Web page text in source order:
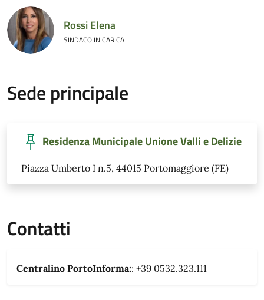
Rossi Elena
SINDACO IN CARICA
Sede principale
Residenza Municipale Unione Valli e Delizie
Piazza Umberto I n.5, 44015 Portomaggiore (FE)
Contatti
Centralino PortoInforma:: +39 0532.323.111